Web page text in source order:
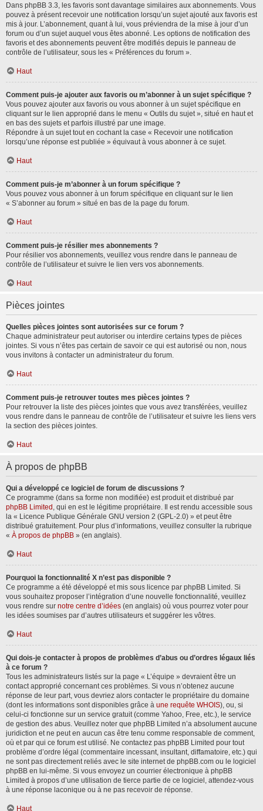
Dans phpBB 3.3, les favoris sont davantage similaires aux abonnements. Vous
pouvez à présent recevoir une notification lorsqu’un sujet ajouté aux favoris est
mis à jour. L’abonnement, quant à lui, vous préviendra de la mise à jour d’un
forum ou d’un sujet auquel vous êtes abonné. Les options de notification des
favoris et des abonnements peuvent être modifiés depuis le panneau de
contrôle de l’utilisateur, sous les « Préférences du forum ».
Haut
Comment puis-je ajouter aux favoris ou m’abonner à un sujet spécifique ?
Vous pouvez ajouter aux favoris ou vous abonner à un sujet spécifique en
cliquant sur le lien approprié dans le menu « Outils du sujet », situé en haut et
en bas des sujets et parfois illustré par une image.
Répondre à un sujet tout en cochant la case « Recevoir une notification
lorsqu’une réponse est publiée » équivaut à vous abonner à ce sujet.
Haut
Comment puis-je m’abonner à un forum spécifique ?
Vous pouvez vous abonner à un forum spécifique en cliquant sur le lien
« S’abonner au forum » situé en bas de la page du forum.
Haut
Comment puis-je résilier mes abonnements ?
Pour résilier vos abonnements, veuillez vous rendre dans le panneau de
contrôle de l’utilisateur et suivre le lien vers vos abonnements.
Haut
Pièces jointes
Quelles pièces jointes sont autorisées sur ce forum ?
Chaque administrateur peut autoriser ou interdire certains types de pièces
jointes. Si vous n’êtes pas certain de savoir ce qui est autorisé ou non, nous
vous invitons à contacter un administrateur du forum.
Haut
Comment puis-je retrouver toutes mes pièces jointes ?
Pour retrouver la liste des pièces jointes que vous avez transférées, veuillez
vous rendre dans le panneau de contrôle de l’utilisateur et suivre les liens vers
la section des pièces jointes.
Haut
À propos de phpBB
Qui a développé ce logiciel de forum de discussions ?
Ce programme (dans sa forme non modifiée) est produit et distribué par
phpBB Limited , qui en est le légitime propriétaire. Il est rendu accessible sous
la « Licence Publique Générale GNU version 2 (GPL-2.0) » et peut être
distribué gratuitement. Pour plus d’informations, veuillez consulter la rubrique
« À propos de phpBB » (en anglais).
Haut
Pourquoi la fonctionnalité X n’est pas disponible ?
Ce programme a été développé et mis sous licence par phpBB Limited. Si
vous souhaitez proposer l’intégration d’une nouvelle fonctionnalité, veuillez
vous rendre sur notre centre d’idées (en anglais) où vous pourrez voter pour
les idées soumises par d’autres utilisateurs et suggérer les vôtres.
Haut
Qui dois-je contacter à propos de problèmes d’abus ou d’ordres légaux liés
à ce forum ?
Tous les administrateurs listés sur la page « L’équipe » devraient être un
contact approprié concernant ces problèmes. Si vous n’obtenez aucune
réponse de leur part, vous devriez alors contacter le propriétaire du domaine
(dont les informations sont disponibles grâce à une requête WHOIS), ou, si
celui-ci fonctionne sur un service gratuit (comme Yahoo, Free, etc.), le service
de gestion des abus. Veuillez noter que phpBB Limited n’a absolument aucune
juridiction et ne peut en aucun cas être tenu comme responsable de comment,
où et par qui ce forum est utilisé. Ne contactez pas phpBB Limited pour tout
problème d’ordre légal (commentaire incessant, insultant, diffamatoire, etc.) qui
ne sont pas directement reliés avec le site internet de phpBB.com ou le logiciel
phpBB en lui-même. Si vous envoyez un courrier électronique à phpBB
Limited à propos d’une utilisation de tierce partie de ce logiciel, attendez-vous
à une réponse laconique ou à ne pas recevoir de réponse.
Haut